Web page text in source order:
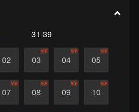
31-39
02 03
VIP
04
VIP
05
VIP
07
VIP
08
VIP
09
VIP
10
VIP